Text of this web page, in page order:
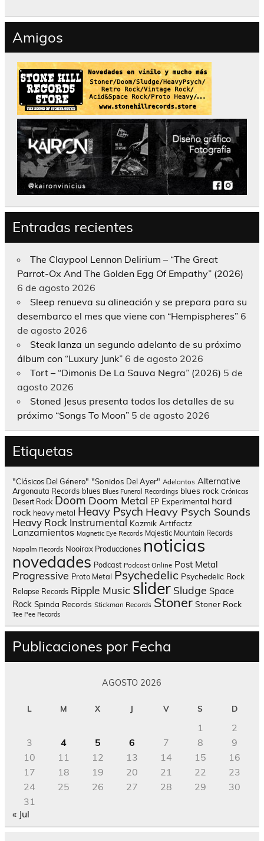
Amigos
Entradas recientes
The Claypool Lennon Delirium – “The Great
Parrot-Ox And The Golden Egg Of Empathy” (2026)
6 de agosto 2026
Sleep renueva su alineación y se prepara para su
desembarco el mes que viene con “Hempispheres” 6
de agosto 2026
Steak lanza un segundo adelanto de su próximo
álbum con “Luxury Junk” 6 de agosto 2026
Tort – “Dimonis De La Sauva Negra” (2026) 5 de
agosto 2026
Stoned Jesus presenta todos los detalles de su
próximo “Songs To Moon” 5 de agosto 2026
Etiquetas
"Clásicos Del Género" "Sonidos Del Ayer" Adelantos Alternative
Argonauta Records blues Blues Funeral Recordings blues rock Crónicas
Desert Rock Doom Doom Metal EP Experimental hard
rock heavy metal Heavy Psych Heavy Psych Sounds
Heavy Rock Instrumental Kozmik Artifactz
Lanzamientos Magnetic Eye Records Majestic Mountain Records
Napalm Records Nooirax Producciones noticias
novedades Podcast Podcast Online Post Metal
Progressive Proto Metal Psychedelic Psychedelic Rock
Relapse Records Ripple Music slider Sludge Space
Rock Spinda Records Stickman Records Stoner Stoner Rock
Tee Pee Records
Publicaciones por Fecha
AGOSTO 2026
L M X J V S D
1
2
3
4 5 6 7 8
9
10
11 12 13 14 15
16
17
18 19 20 21 22
23
24
25 26 27 28 29
30
31
« Jul